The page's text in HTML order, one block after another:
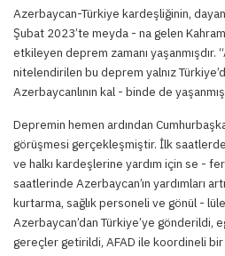
Azerbaycan-Türkiye kardeşliğinin,
Şubat 2023’te meyda - na gelen
etkileyen deprem zamanı yaşanmışdır.
nitelendirilen bu deprem yalnız
Azerbaycanlının kal - binde de
Depremin hemen ardından
görüşmesi gerçekleşmiştir. İlk
ve halkı kardeşlerine yardım için se -
saatlerinde Azerbaycan’ın yardımları
kurtarma, sağlık personeli ve gönül -
Azerbaycan’dan Türkiye’ye gönderildi,
gereçler getirildi, AFAD ile koordineli